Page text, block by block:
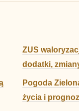
ZUS
dodatki,
Pogoda
życia i